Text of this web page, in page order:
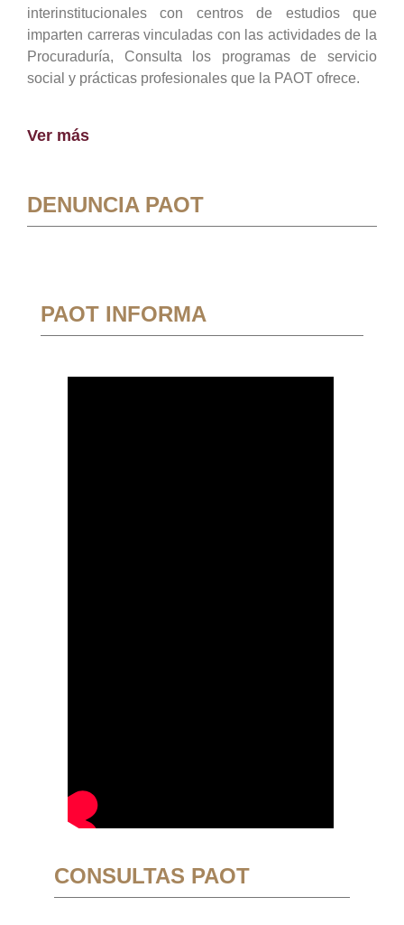
interinstitucionales con centros de estudios que
imparten carreras vinculadas con las actividades de la
Procuraduría, Consulta los programas de servicio
social y prácticas profesionales que la PAOT ofrece.
Ver más
DENUNCIA PAOT
PAOT INFORMA
CONSULTAS PAOT